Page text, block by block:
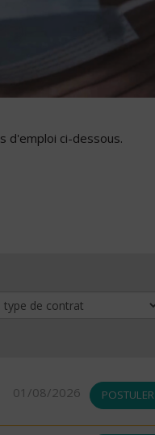
d'emploi ci-dessous.
01/08/2026 POSTULER